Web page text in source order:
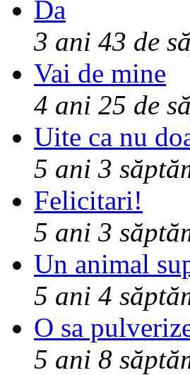
Da
3 ani 43 de
Vai de mine
4 ani 25 de
Uite ca nu
5 ani 3
Felicitari!
5 ani 3
Un animal
5 ani 4
O sa
5 ani 8